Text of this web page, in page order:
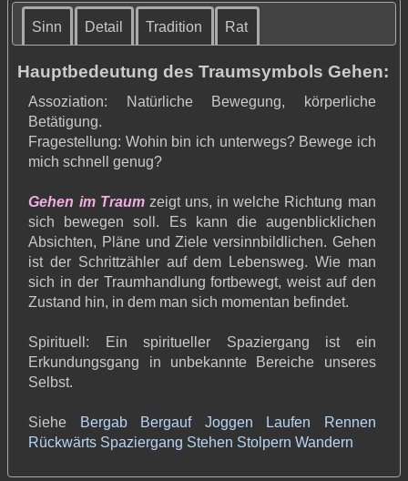
Sinn Detail Tradition Rat
Hauptbedeutung des Traumsymbols Gehen:
Assoziation: Natürliche Bewegung, körperliche
Betätigung.
Fragestellung: Wohin bin ich unterwegs? Bewege ich
mich schnell genug?
Gehen im Traumzeigt uns, in welche Richtung man
sich bewegen soll. Es kann die augenblicklichen
Absichten, Pläne und Ziele versinnbildlichen. Gehen
ist der Schrittzähler auf dem Lebensweg. Wie man
sich in der Traumhandlung fortbewegt, weist auf den
Zustand hin, in dem man sich momentan befindet.
Spirituell: Ein spiritueller Spaziergang ist ein
Erkundungsgang in unbekannte Bereiche unseres
Selbst.
Siehe Bergab Bergauf Joggen Laufen
Rennen
Rückwärts Spaziergang Stehen Stolpern Wandern